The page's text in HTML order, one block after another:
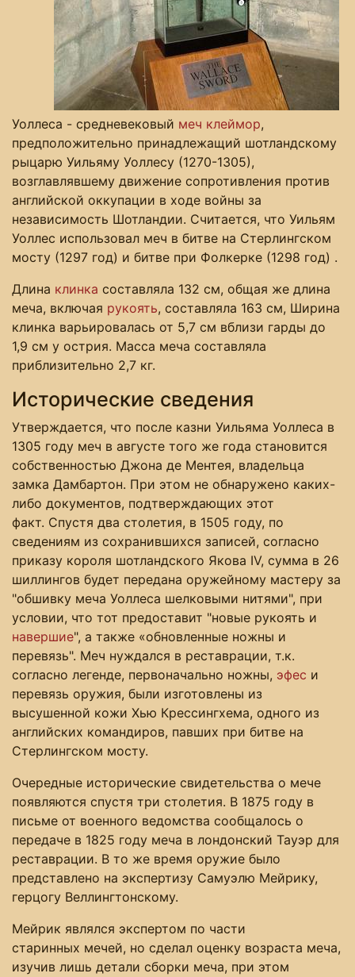
Уоллеса - средневековый меч клеймор,
предположительно принадлежащий шотландскому
рыцарю Уильяму Уоллесу (1270-1305),
возглавлявшему движение сопротивления против
английской оккупации в ходе войны за
независимость Шотландии. Считается, что Уильям
Уоллес использовал меч в битве на Стерлингском
мосту (1297 год) и битве при Фолкерке (1298 год) .
Длина клинка составляла 132 см, общая же длина
меча, включая рукоять, составляла 163 см, Ширина
клинка варьировалась от 5,7 см вблизи гарды до
1,9 см у острия. Масса меча составляла
приблизительно 2,7 кг.
Исторические сведения
Утверждается, что после казни Уильяма Уоллеса в
1305 году меч в августе того же года становится
собственностью Джона де Ментея, владельца
замка Дамбартон. При этом не обнаружено каких-
либо документов, подтверждающих этот
факт. Спустя два столетия, в 1505 году, по
сведениям из сохранившихся записей, согласно
приказу короля шотландского Якова IV, сумма в 26
шиллингов будет передана оружейному мастеру за
"обшивку меча Уоллеса шелковыми нитями", при
условии, что тот предоставит "новые рукоять и
навершие", а также «обновленные ножны и
перевязь". Меч нуждался в реставрации, т.к.
согласно легенде, первоначально ножны, эфес и
перевязь оружия, были изготовлены из
высушенной кожи Хью Крессингхема, одного из
английских командиров, павших при битве на
Стерлингском мосту.
Очередные исторические свидетельства о мече
появляются спустя три столетия. В 1875 году в
письме от военного ведомства сообщалось о
передаче в 1825 году меча в лондонский Тауэр для
реставрации. В то же время оружие было
представлено на экспертизу Самуэлю Мейрику,
герцогу Веллингтонскому.
Мейрик являлся экспертом по части
старинных мечей, но сделал оценку возраста меча,
изучив лишь детали сборки меча, при этом